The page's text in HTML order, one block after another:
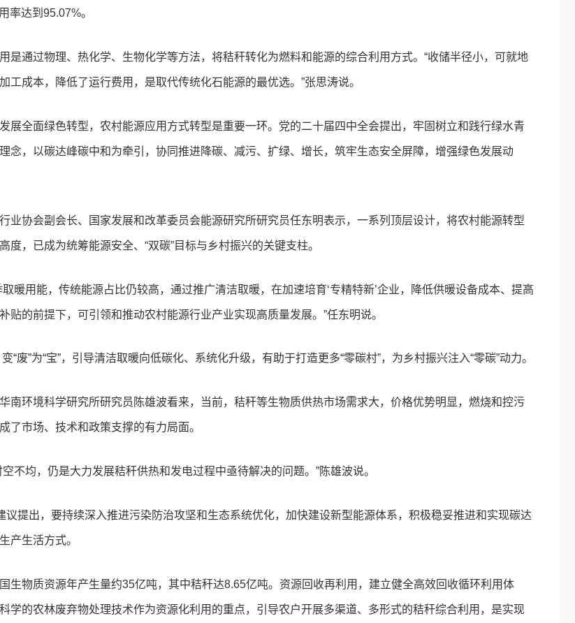
率达到95.07%。
是通过物理、热化学、生物化学等方法，将秸秆转化为燃料和能源的综合利用方式。“收储半径小，可就地
工成本，降低了运行费用，是取代传统化石能源的最优选。”张思涛说。
展全面绿色转型，农村能源应用方式转型是重要一环。党的二十届四中全会提出，牢固树立和践行绿水青
念，以碳达峰碳中和为牵引，协同推进降碳、减污、扩绿、增长，筑牢生态安全屏障，增强绿色发展动
业协会副会长、国家发展和改革委员会能源研究所研究员任东明表示，一系列顶层设计，将农村能源转型
度，已成为统筹能源安全、“双碳”目标与乡村振兴的关键支柱。
取暖用能，传统能源占比仍较高，通过推广清洁取暖，在加速培育‘专精特新’企业，降低供暖设备成本、提高
贴的前提下，可引领和推动农村能源行业产业实现高质量发展。”任东明说。
变“废”为“宝”，引导清洁取暖向低碳化、系统化升级，有助于打造更多“零碳村”，为乡村振兴注入“零碳”动力。
南环境科学研究所研究员陈雄波看来，当前，秸秆等生物质供热市场需求大，价格优势明显，燃烧和控污
了市场、技术和政策支撑的有力局面。
空不均，仍是大力发展秸秆供热和发电过程中亟待解决的问题。”陈雄波说。
议提出，要持续深入推进污染防治攻坚和生态系统优化，加快建设新型能源体系，积极稳妥推进和实现碳达
产生活方式。
生物质资源年产生量约35亿吨，其中秸秆达8.65亿吨。资源回收再利用，建立健全高效回收循环利用体
学的农林废弃物处理技术作为资源化利用的重点，引导农户开展多渠道、多形式的秸秆综合利用，是实现